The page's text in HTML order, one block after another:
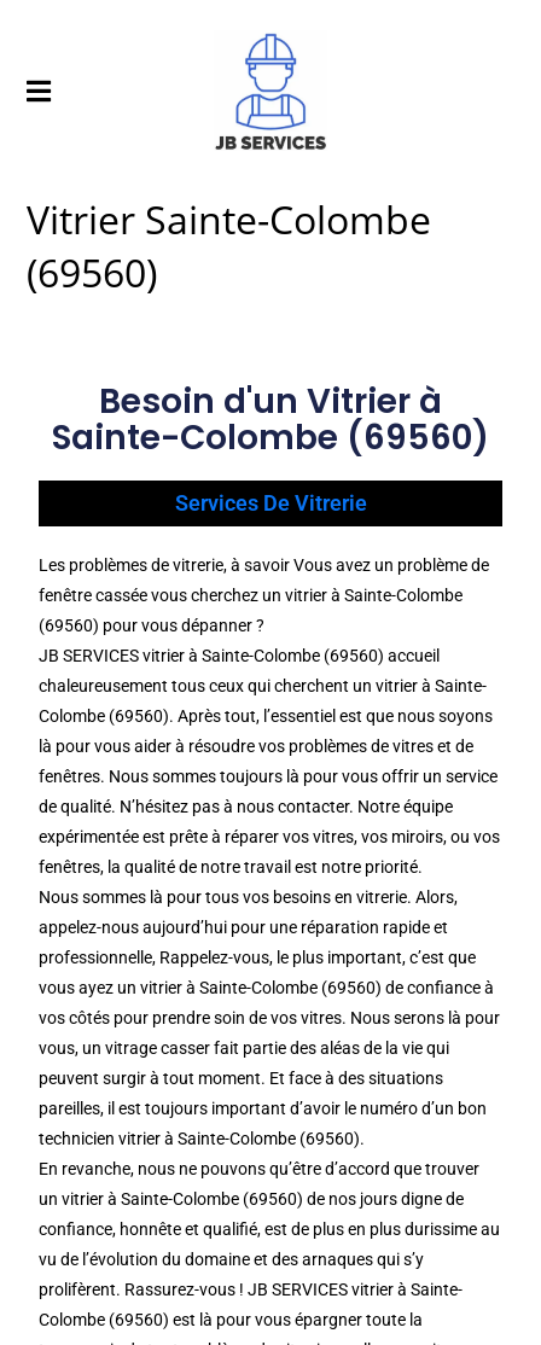
Vitrier Sainte-Colombe
(69560)
Besoin d'un Vitrier à
Sainte-Colombe (69560)
Services De Vitrerie
Les problèmes de vitrerie, à savoir Vous avez un problème de
fenêtre cassée vous cherchez un vitrier à Sainte-Colombe
(69560) pour vous dépanner ?
JB SERVICES vitrier à Sainte-Colombe (69560) accueil
chaleureusement tous ceux qui cherchent un vitrier à Sainte-
Colombe (69560). Après tout, l’essentiel est que nous soyons
là pour vous aider à résoudre vos problèmes de vitres et de
fenêtres. Nous sommes toujours là pour vous offrir un service
de qualité. N’hésitez pas à nous contacter. Notre équipe
expérimentée est prête à réparer vos vitres, vos miroirs, ou vos
fenêtres, la qualité de notre travail est notre priorité.
Nous sommes là pour tous vos besoins en vitrerie. Alors,
appelez-nous aujourd’hui pour une réparation rapide et
professionnelle, Rappelez-vous, le plus important, c’est que
vous ayez un vitrier à Sainte-Colombe (69560) de confiance à
vos côtés pour prendre soin de vos vitres. Nous serons là pour
vous, un vitrage casser fait partie des aléas de la vie qui
peuvent surgir à tout moment. Et face à des situations
pareilles, il est toujours important d’avoir le numéro d’un bon
technicien vitrier à Sainte-Colombe (69560).
En revanche, nous ne pouvons qu’être d’accord que trouver
un vitrier à Sainte-Colombe (69560) de nos jours digne de
confiance, honnête et qualifié, est de plus en plus durissime au
vu de l’évolution du domaine et des arnaques qui s’y
prolifèrent. Rassurez-vous ! JB SERVICES vitrier à Sainte-
Colombe (69560) est là pour vous épargner toute la